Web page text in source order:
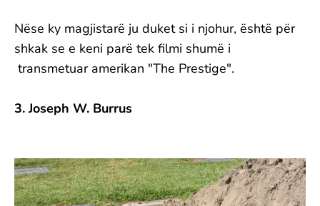
Nëse ky magjistarë ju duket si i njohur, është për
shkak se e keni parë tek filmi shumë i
transmetuar amerikan "The Prestige".
3. Joseph W. Burrus